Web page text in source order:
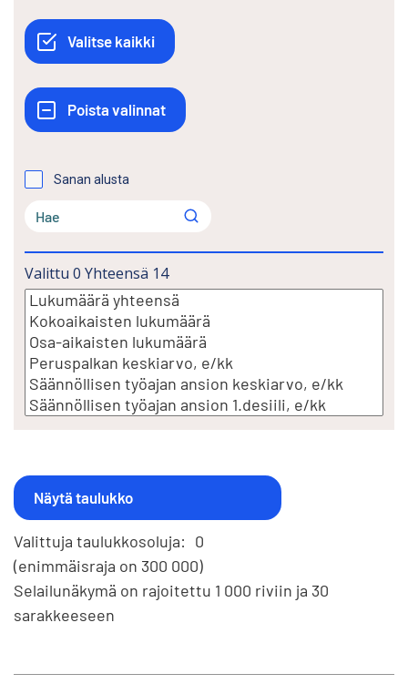
Sanan alusta
Valittu 0 Yhteensä 14
Valittuja taulukkosoluja: 0
(enimmäisraja on 300 000)
Selailunäkymä on rajoitettu 1 000 riviin ja 30
sarakkeeseen